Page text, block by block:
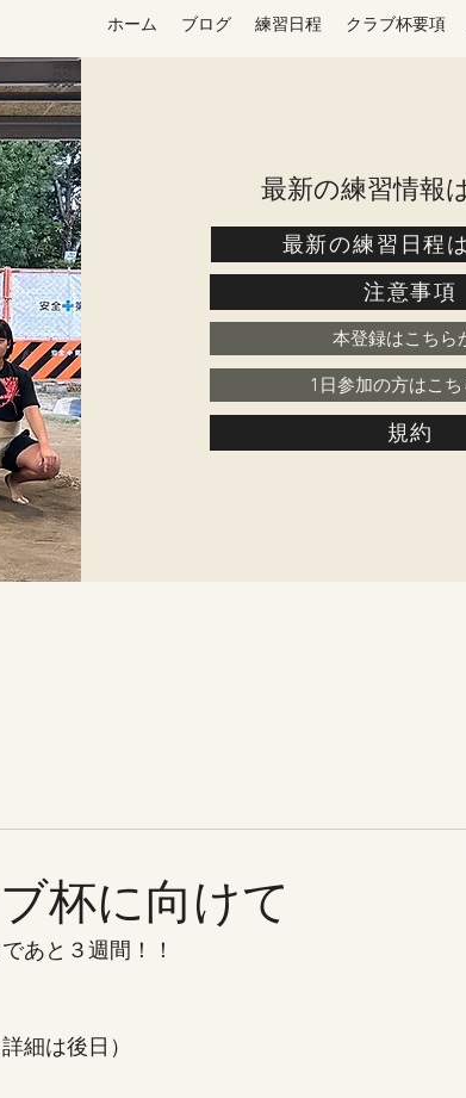
ホーム ブログ 練習日程 クラブ杯要項
最新の練習情報
最新の練習日程
注意事項
本登録はこちら
1日参加の方はこち
規約
杯に向けて
あと３週間！！
細は後日）